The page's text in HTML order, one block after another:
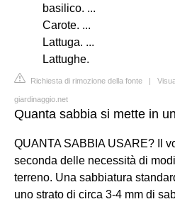
basilico. ...
Carote. ...
Lattuga. ...
Lattughe.
Richiesta di rimozione della fonte |
giardinaggio.net
Quanta sabbia si mette in
QUANTA SABBIA USARE? Il
seconda delle necessità di
terreno. Una sabbiatura
uno strato di circa 3-4 mm di